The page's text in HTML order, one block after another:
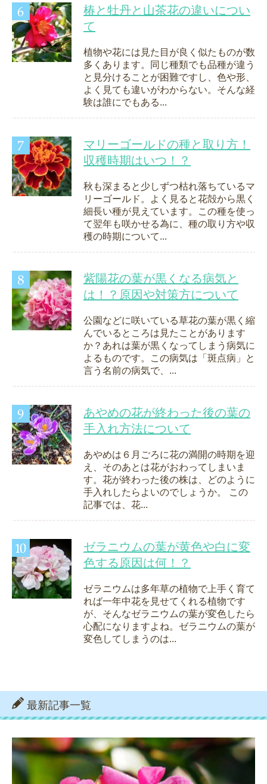
椿と牡丹と山茶花の違いについ
て
植物や花には見た目が良く似たものが数
多くあります。同じ種類でも品種が違う
と見分けることが困難ですし、色や形、
よく見ても違いがわからない。そんな経
験は誰にでもある...
マリーゴールドの種と取り方！
収穫時期はいつ！？
秋も深まると少しずつ枯れ落ちているマ
リーゴールド。よく見ると花殻から黒く
細長い種が見えています。この種を使っ
て翌年も咲かせる為に、種の取り方や収
穫の時期について...
紫陽花の葉が黒くなる病気と
は！？原因や対策方について
公園などに咲いている草花の葉が黒く縮
んでいるところは見たことがあります
か？あれは葉が黒くなってしまう病気に
よるものです。この病気は「斑点病」と
言う名前の病気で、...
あやめの花が終わった後の葉の
手入れ方法について
あやめは６月ごろに花の満開の時期を迎
え、そのあとは花がおわってしまいま
す。花が終わった後の株は、どのように
手入れしたらよいのでしょうか。 この
記事では、花...
ゼラニウムの葉が黄色や白に変
色する原因は何！？
ゼラニウムは多年草の植物で上手く育て
れば一年中花を見せてくれる植物です
が、そんなゼラニウムの葉が変色したら
心配になりますよね。ゼラニウムの葉が
変色してしまうのは...
最新記事一覧